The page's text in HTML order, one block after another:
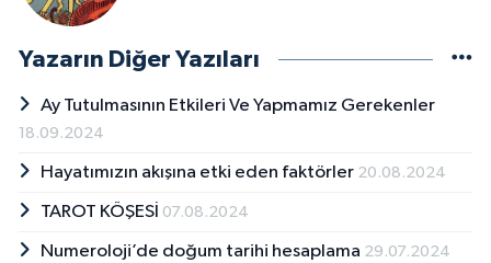
Yazarın Diğer Yazıları
Ay Tutulmasının Etkileri Ve Yapmamız Gerekenler
18.09.2024
Hayatımızın akışına etki eden faktörler 20.08.2024
TAROT KÖŞESİ 07.08.2024
Numeroloji’de doğum tarihi hesaplama 29.07.2024